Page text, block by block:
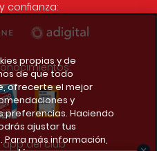
confianza:
del club
propias y de
de que todo
ofrecerte el mejor
y
preferencias. Haciendo
ajustar tus
más información,